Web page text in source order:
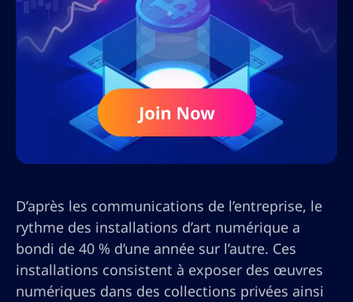
D’après les communications de l’entreprise, le
rythme des installations d’art numérique a
bondi de 40 % d’une année sur l’autre. Ces
installations consistent à exposer des œuvres
numériques dans des collections privées ainsi